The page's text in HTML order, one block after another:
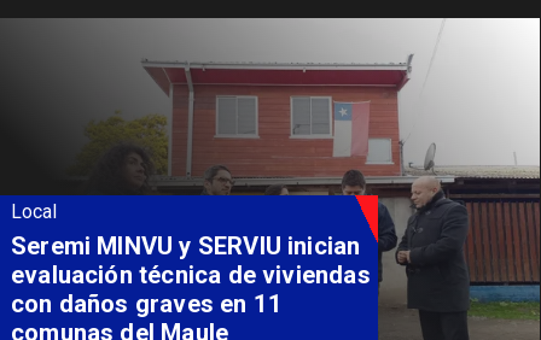
Local
Seremi MINVU y SERVIU inician
evaluación técnica de viviendas
con daños graves en 11
comunas del Maule